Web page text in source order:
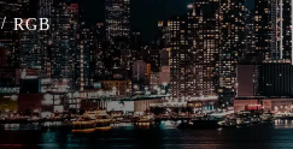
/ RGB